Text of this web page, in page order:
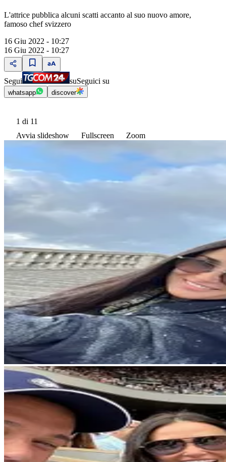
L'attrice pubblica alcuni scatti accanto al suo nuovo amore,
famoso chef svizzero
16 Giu 2022 - 10:27
16 Giu 2022 - 10:27
Segui suSeguici su
whatsapp discover
1 di 11
Avvia slideshow
Fullscreen Zoom